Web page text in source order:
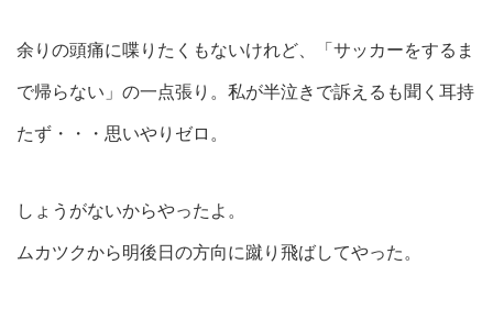
余りの頭痛に喋りたくもないけれど、「サッカーをするま
で帰らない」の一点張り。私が半泣きで訴えるも聞く耳持
たず・・・思いやりゼロ。
しょうがないからやったよ。
ムカツクから明後日の方向に蹴り飛ばしてやった。